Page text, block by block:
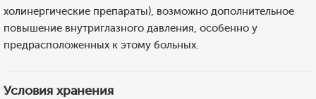
холинергические препараты), возможно дополнительное
повышение внутриглазного давления, особенно у
предрасположенных к этому больных.
Условия хранения